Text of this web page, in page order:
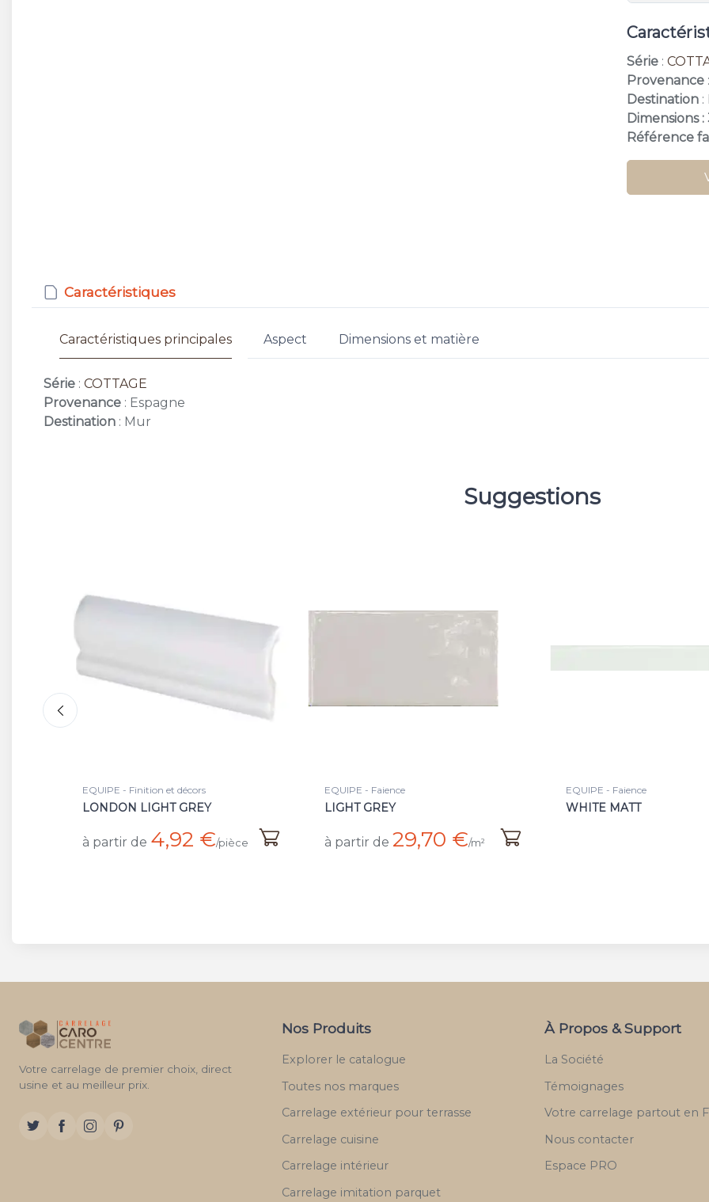
Série :
Provenance
Destination :
Dimensions :
Référence
Caractéristiques
Caractéristiques principales Aspect Dimensions et matière
Série : COTTAGE
Provenance : Espagne
Destination : Mur
Suggestions
EQUIPE - Faience
LIGHT GREY
à partir de 29,70 €/m²
EQUIPE - Faience
WHITE MATT
EQUIPE - Faience
ASH BLUE
Votre carrelage de premier choix, direct
usine et au meilleur prix.
Nos Produits
Explorer le catalogue
Toutes nos marques
Carrelage extérieur pour terrasse
Carrelage cuisine
Carrelage intérieur
Carrelage imitation parquet
À Propos & Support
La Société
Témoignages
Votre carrelage partout en
Nous contacter
Espace PRO